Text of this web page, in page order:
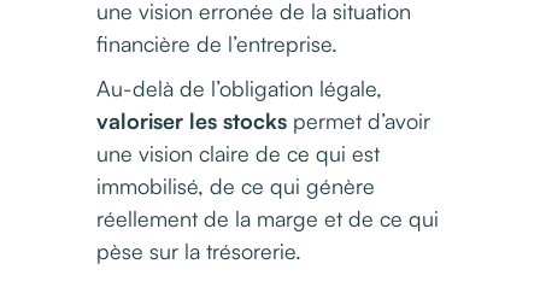
une vision erronée de la situation
financière de l’entreprise.
Au-delà de l’obligation légale,
valoriser les stocks permet d’avoir
une vision claire de ce qui est
immobilisé, de ce qui génère
réellement de la marge et de ce qui
pèse sur la trésorerie.